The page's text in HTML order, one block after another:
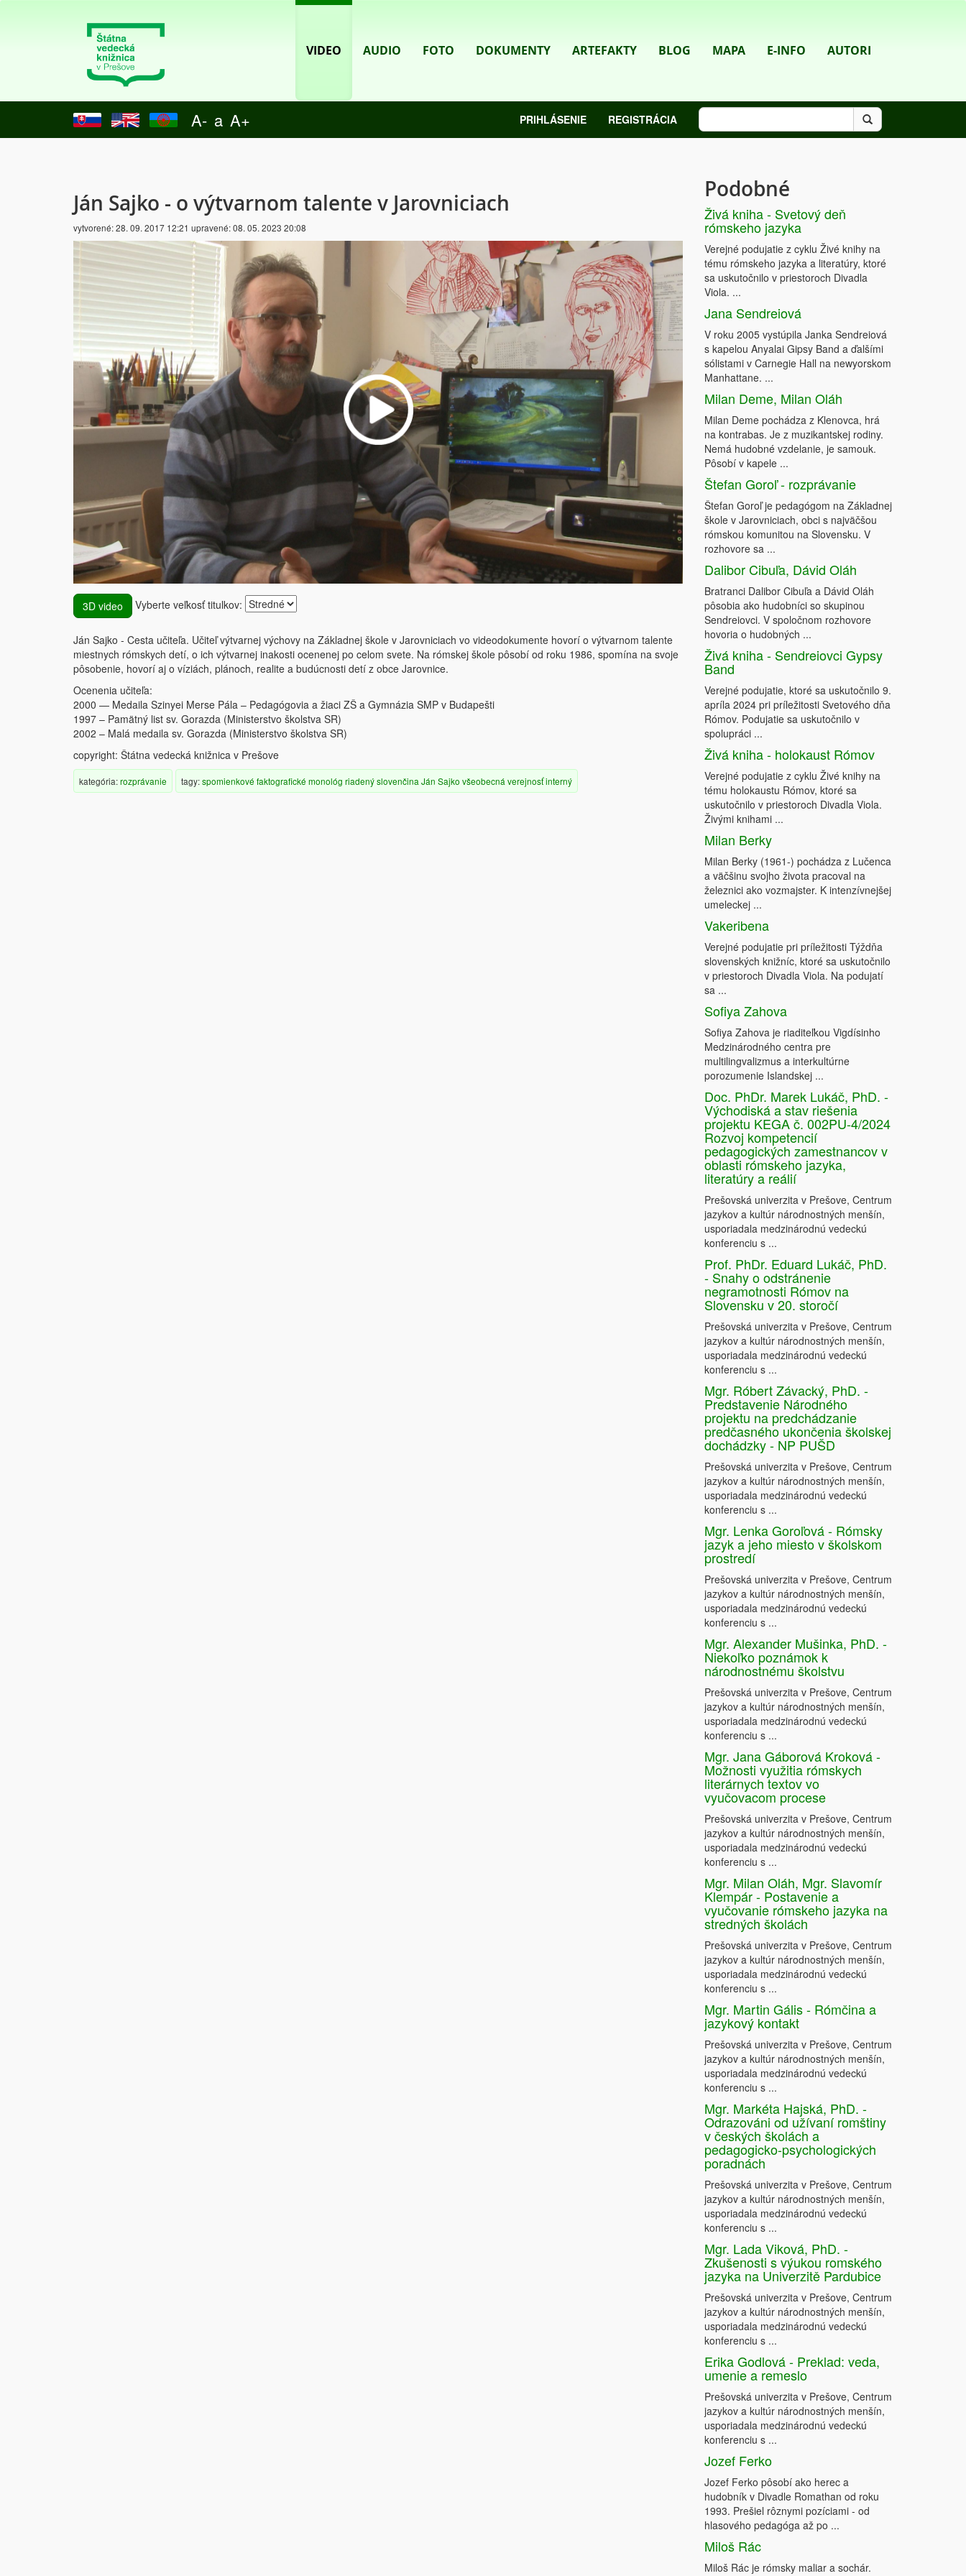
VIDEO AUDIO FOTO DOKUMENTY ARTEFAKTY BLOG MAPA E-INFO AUTORI
A- a A+ PRIHLÁSENIE REGISTRÁCIA
Ján Sajko - o výtvarnom talente v Jarovniciach
vytvorené:28. 09. 2017 12:21 upravené:08. 05. 2023 20:08
3D video Vyberte veľkosť titulkov:
Ján Sajko - Cesta učiteľa. Učiteľ výtvarnej výchovy na Základnej škole v Jarovniciach vo videodokumente hovorí o výtvarnom talente
miestnych rómskych detí, o ich výtvarnej inakosti ocenenej po celom svete. Na rómskej škole pôsobí od roku 1986, spomína na svoje
pôsobenie, hovorí aj o víziách, plánoch, realite a budúcnosti detí z obce Jarovnice.
Ocenenia učiteľa:
2000 — Medaila Szinyei Merse Pála – Pedagógovia a žiaci ZŠ a Gymnázia SMP v Budapešti
1997 – Pamätný list sv. Gorazda (Ministerstvo školstva SR)
2002 – Malá medaila sv. Gorazda (Ministerstvo školstva SR)
copyright: Štátna vedecká knižnica v Prešove
kategória:rozprávanie tagy:spomienkové faktografické monológ riadenýslovenčina Ján Sajko všeobecná verejnosťinterný
Podobné
Živá kniha - Svetový deň
rómskeho jazyka
Verejné podujatie z cyklu Živé knihy na
tému rómskeho jazyka a literatúry, ktoré
sa uskutočnilo v priestoroch Divadla
Viola. ...
Jana Sendreiová
V roku 2005 vystúpila Janka Sendreiová
s kapelou Anyalai Gipsy Band a ďalšími
sólistami v Carnegie Hall na newyorskom
Manhattane. ...
Milan Deme, Milan Oláh
Milan Deme pochádza z Klenovca, hrá
na kontrabas. Je z muzikantskej rodiny.
Nemá hudobné vzdelanie, je samouk.
Pôsobí v kapele ...
Štefan Goroľ - rozprávanie
Štefan Goroľ je pedagógom na Základnej
škole v Jarovniciach, obci s najväčšou
rómskou komunitou na Slovensku. V
rozhovore sa ...
Dalibor Cibuľa, Dávid Oláh
Bratranci Dalibor Cibuľa a Dávid Oláh
pôsobia ako hudobníci so skupinou
Sendreiovci. V spoločnom rozhovore
hovoria o hudobných ...
Živá kniha - Sendreiovci Gypsy
Band
Verejné podujatie, ktoré sa uskutočnilo 9.
apríla 2024 pri príležitosti Svetového dňa
Rómov. Podujatie sa uskutočnilo v
spolupráci ...
Živá kniha - holokaust Rómov
Verejné podujatie z cyklu Živé knihy na
tému holokaustu Rómov, ktoré sa
uskutočnilo v priestoroch Divadla Viola.
Živými knihami ...
Milan Berky
Milan Berky (1961-) pochádza z Lučenca
a väčšinu svojho života pracoval na
železnici ako vozmajster. K intenzívnejšej
umeleckej ...
Vakeribena
Verejné podujatie pri príležitosti Týždňa
slovenských knižníc, ktoré sa uskutočnilo
v priestoroch Divadla Viola. Na podujatí
sa ...
Sofiya Zahova
Sofiya Zahova je riaditeľkou Vigdísinho
Medzinárodného centra pre
multilingvalizmus a interkultúrne
porozumenie Islandskej ...
Doc. PhDr. Marek Lukáč, PhD. -
Východiská a stav riešenia
projektu KEGA č. 002PU-4/2024
Rozvoj kompetencií
pedagogických zamestnancov v
oblasti rómskeho jazyka,
literatúry a reálií
Prešovská univerzita v Prešove, Centrum
jazykov a kultúr národnostných menšín,
usporiadala medzinárodnú vedeckú
konferenciu s ...
Prof. PhDr. Eduard Lukáč, PhD.
- Snahy o odstránenie
negramotnosti Rómov na
Slovensku v 20. storočí
Prešovská univerzita v Prešove, Centrum
jazykov a kultúr národnostných menšín,
usporiadala medzinárodnú vedeckú
konferenciu s ...
Mgr. Róbert Závacký, PhD. -
Predstavenie Národného
projektu na predchádzanie
predčasného ukončenia školskej
dochádzky - NP PUŠD
Prešovská univerzita v Prešove, Centrum
jazykov a kultúr národnostných menšín,
usporiadala medzinárodnú vedeckú
konferenciu s ...
Mgr. Lenka Goroľová - Rómsky
jazyk a jeho miesto v školskom
prostredí
Prešovská univerzita v Prešove, Centrum
jazykov a kultúr národnostných menšín,
usporiadala medzinárodnú vedeckú
konferenciu s ...
Mgr. Alexander Mušinka, PhD. -
Niekoľko poznámok k
národnostnému školstvu
Prešovská univerzita v Prešove, Centrum
jazykov a kultúr národnostných menšín,
usporiadala medzinárodnú vedeckú
konferenciu s ...
Mgr. Jana Gáborová Kroková -
Možnosti využitia rómskych
literárnych textov vo
vyučovacom procese
Prešovská univerzita v Prešove, Centrum
jazykov a kultúr národnostných menšín,
usporiadala medzinárodnú vedeckú
konferenciu s ...
Mgr. Milan Oláh, Mgr. Slavomír
Klempár - Postavenie a
vyučovanie rómskeho jazyka na
stredných školách
Prešovská univerzita v Prešove, Centrum
jazykov a kultúr národnostných menšín,
usporiadala medzinárodnú vedeckú
konferenciu s ...
Mgr. Martin Gális - Rómčina a
jazykový kontakt
Prešovská univerzita v Prešove, Centrum
jazykov a kultúr národnostných menšín,
usporiadala medzinárodnú vedeckú
konferenciu s ...
Mgr. Markéta Hajská, PhD. -
Odrazováni od užívaní romštiny
v českých školách a
pedagogicko-psychologických
poradnách
Prešovská univerzita v Prešove, Centrum
jazykov a kultúr národnostných menšín,
usporiadala medzinárodnú vedeckú
konferenciu s ...
Mgr. Lada Viková, PhD. -
Zkušenosti s výukou romského
jazyka na Univerzitě Pardubice
Prešovská univerzita v Prešove, Centrum
jazykov a kultúr národnostných menšín,
usporiadala medzinárodnú vedeckú
konferenciu s ...
Erika Godlová - Preklad: veda,
umenie a remeslo
Prešovská univerzita v Prešove, Centrum
jazykov a kultúr národnostných menšín,
usporiadala medzinárodnú vedeckú
konferenciu s ...
Jozef Ferko
Jozef Ferko pôsobí ako herec a
hudobník v Divadle Romathan od roku
1993. Prešiel rôznymi pozíciami - od
hlasového pedagóga až po ...
Miloš Rác
Miloš Rác je rómsky maliar a sochár.